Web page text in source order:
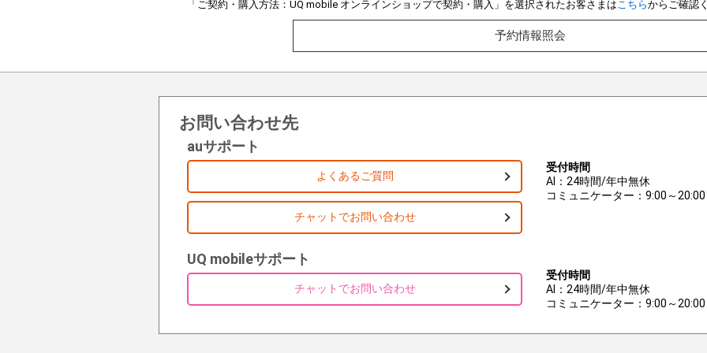
「ご契約・購入方法：UQ mobile オンラインショップで契約・購入」を選択されたお客さまはこちらからご確認
予約情報照会
お問い合わせ先
auサポート
よくあるご質問
チャットでお問い合わせ
受付時間
AI：24時間/年中無休
コミュニケーター：9:00～20:00
UQ mobileサポート
チャットでお問い合わせ
受付時間
AI：24時間/年中無休
コミュニケーター：9:00～20:00